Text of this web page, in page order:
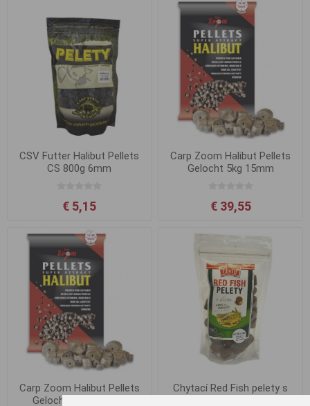
CSV Futter Halibut Pellets
CS 800g 6mm
€ 5,15
Carp Zoom Halibut Pellets
Gelocht 5kg 15mm
€ 39,55
Carp Zoom Halibut Pellets
Gelocht - 800g 8mm
Chytací Red Fish pelety s